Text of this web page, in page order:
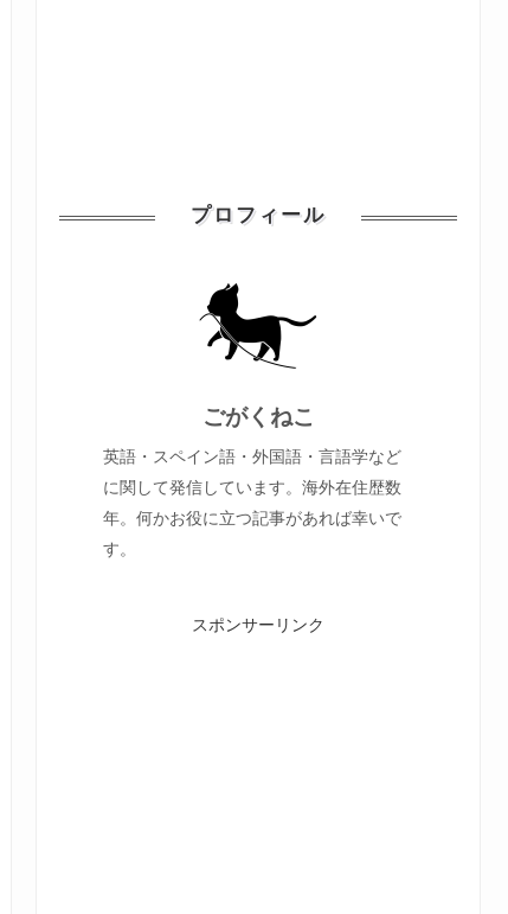
プロフィール
ごがくねこ
英語・スペイン語・外国語・言語学など
に関して発信しています。海外在住歴数
年。何かお役に立つ記事があれば幸いで
す。
スポンサーリンク